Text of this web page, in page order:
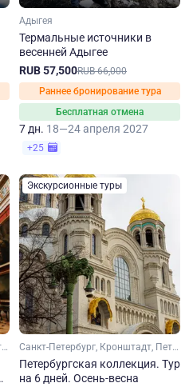
Адыгея
Термальные источники в
весенней Адыгее
RUB 57,500RUB 66,000
Раннее бронирование тура
Бесплатная отмена
7 дн. 18—24 апреля 2027
+25
Санкт-Петербург, Кронштадт, Петергоф
Экскурсионные туры
Санкт-Петербург, Кронштадт, Петергоф
Петербургская коллекция. Тур
на 6 дней. Осень-весна